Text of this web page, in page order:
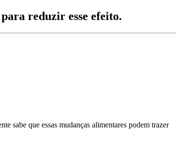
reduzir esse efeito.
sabe que essas mudanças alimentares podem trazer